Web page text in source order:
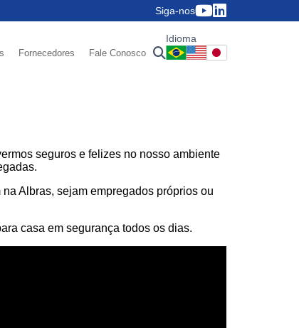
Siga-nos
Fornecedores Fale Conosco
Idioma
seguros e felizes no nosso ambiente
Albras, sejam empregados próprios ou
casa em segurança todos os dias.